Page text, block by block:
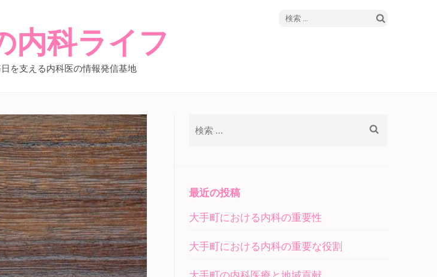
検
内科ライフ
を支える内科医の情報発信基地
最近の投稿
大手町における内科の重要性
大手町における内科の重要な役割